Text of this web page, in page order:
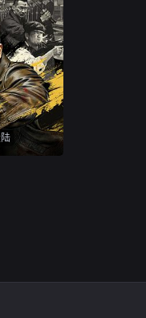
并共同守
带的历
更具张力
潘多拉的